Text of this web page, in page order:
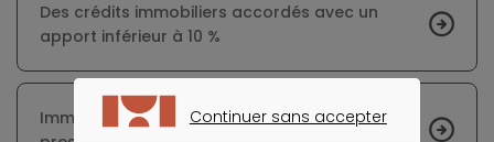
Des crédits immobiliers accordés avec un
apport inférieur à 10 %
Immobilier : Aix-en-Provence regorge de biens
Continuer sans accepter